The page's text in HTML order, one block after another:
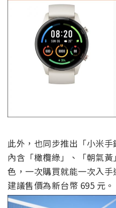
此外，也同步推出「小米手
內含「橄欖綠」、「朝氣
色，一次購買就能一次入手
建議售價為新台幣 695 元。